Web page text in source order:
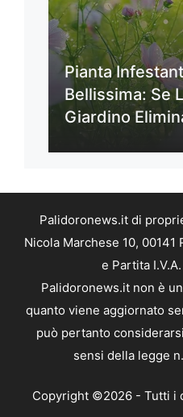
Pianta
Bellissima: Se
Giardino
Palidoronews.it di
Nicola Marchese 10, 00141
e Partita
Palidoronews.it non è
quanto viene aggiornato
può pertanto
sensi della legge
Copyright ©2026 - Tutti i